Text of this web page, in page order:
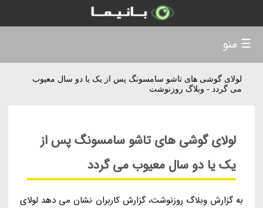
لولای گوشی های تاشو سامسونگ پس از یک یا دو سال معیوب
می گردد - وبلاگ روزنوشت
لولای گوشی های تاشو سامسونگ پس از
یک یا دو سال معیوب می گردد
به گزارش وبلاگ روزنوشت، گزارش کاربران نشان می دهد لولای
☰ منو